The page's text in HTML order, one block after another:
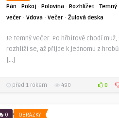
Pán · Pokoj · Polovina · Rozhlížet · Temný
večer · Vdova · Večer · Žulová deska
Je temný večer. Po hřbitově chodí muž,
rozhlíží se, až přijde k jednomu z hrobů
[…]
před 1 rokem 490 0
0 OBRÁZKY